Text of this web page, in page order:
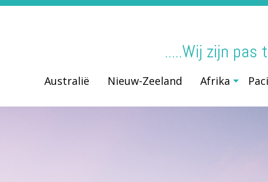
.....Wij zijn
Australië Nieuw-Zeeland Afrika